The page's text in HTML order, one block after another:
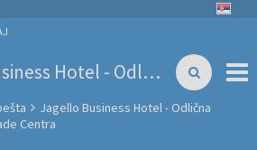
Jagello Business Hotel - Odlična lokacija u blizini World Trade Centra
Jagello Business Hotel - Odlična
Centra